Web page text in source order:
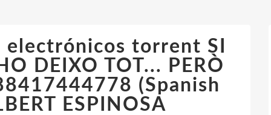
torrent SI
DEIXO TOT... PERÒ
(Spanish
ESPINOSA